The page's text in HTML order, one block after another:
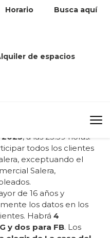
Horario Busca aquí
de espacios
DÍA DEL
1268629 y domicilio
14 de abril de
, a las 23:59 horas.
todos los clientes
exceptuando el
Salera,
de 16 años y
los datos en los
Habrá 4
y dos para FB. Los